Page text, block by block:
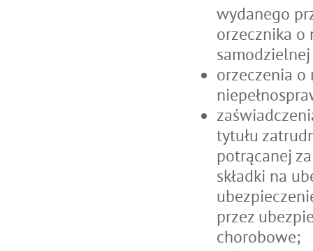
wydanego
orzecznika o
orzeczenia o
tytułu
potrącanej
składki na
przez
chorobowe;